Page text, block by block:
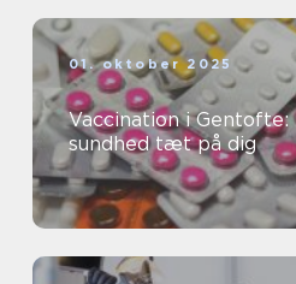
01. oktober 2025
Vaccination i
sundhed tæt på dig